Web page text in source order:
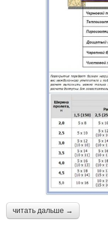
читать дальше →